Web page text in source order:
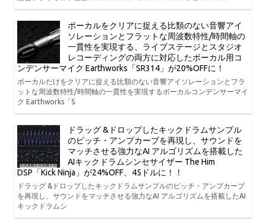
ボーカルをクリアに捉える比類のない音響アイ
ソレーションとフラットな周波数特性/時間軸の
一貫性を実現する、ライブステージとスタジオ
レコーディングの両方に対応したボーカル用コ
ンデンサーマイク Earthworks「SR314」が20%OFFに！
ボーカルだけをクリアに捉える比類のない音響アイソレーションとフラ
ットな周波数特性/時間軸の一貫性を実現するボーカルコンデンサーマイ
ク Earthworks「S
ドラッグ &ドロップしたキックドラムサンプル
のピッチ・アンプカーブを再現し、サウンドを
マッチさせる強力なAI アルゴリズムを搭載した
AIキックドラムシンセサイザー The Him
DSP「Kick Ninja」が24%OFF、45ドルに！！
ドラッグ &ドロップしたキックドラムサンプルのピッチ・アンプカーブ
を再現し、サウンドをマッチさせる強力なAI アルゴリズムを搭載したAI
キックドラムシ